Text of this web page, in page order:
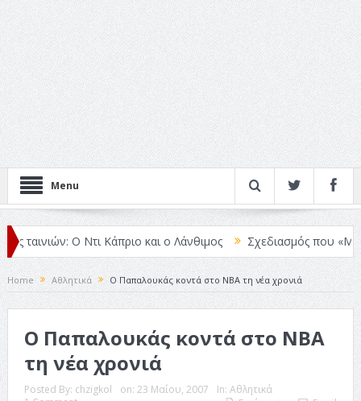
Menu
ταινιών: Ο Ντι Κάπριο και ο Λάνθιμος Σχεδιασμός που «Μιλάει»
Home Αθλητικά Ο Παπαλουκάς κοντά στο NBA τη νέα χρονιά
Ο Παπαλουκάς κοντά στο NBA
τη νέα χρονιά
Posted By: chzigkol on: 23 Μαΐου, 2007 In: Αθλητικά